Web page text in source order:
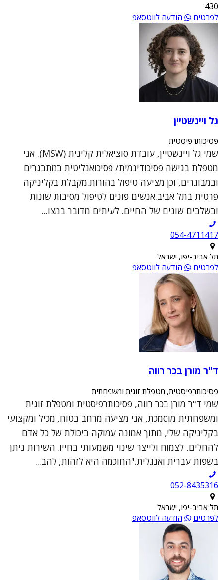
430
לפרטים
הודעה לווטסאפ
גל ויינשטיין
פסיכותרפיסטית
שמי גל ויינשטיין, עובדת סוציאלית קלינית (MSW). אני
מטפלת בגישה פסיכודינמית/ פסיכואנליטית במתבגרים
ובמבוגרים, וכן מציעה טיפול בהורות.מקבלת בקליניקה
פרטית בתל אביב.אנשים פונים לטיפול מסיבות שונות
ובשלבים שונים של החיים. לעיתים מדובר במצו...
054-4711417
תל אביב-יפו, ישראל
לפרטים
הודעה לווטסאפ
ד"ר מורן בכר רווה
פסיכותרפיסטית, מטפלת זוגית ומשפחתית
שמי ד"ר מורן בכר רווה, פסיכותרפיסטית ומטפלת זוגית
ומשפחתית מוסמכת, אני מציעה מרחב בטוח, מכיל ומקצועי
בקליניקה שלי, מתוך אמונה עמוקה ביכולת של כל אדם
להחלים, לצמוח ולייצר שינוי משמעותי בחייו. השירות ניתן
בשפות עברית ואנגלית."החוכמה היא לזהות, להב...
052-8435316
תל אביב-יפו, ישראל
לפרטים
הודעה לווטסאפ